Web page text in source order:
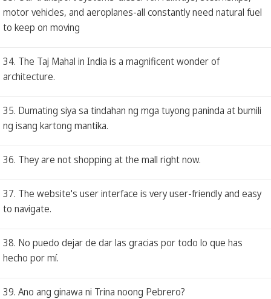
motor vehicles, and aeroplanes-all constantly need natural fuel
to keep on moving
34. The Taj Mahal in India is a magnificent wonder of
architecture.
35. Dumating siya sa tindahan ng mga tuyong paninda at bumili
ng isang kartong mantika.
36. They are not shopping at the mall right now.
37. The website's user interface is very user-friendly and easy
to navigate.
38. No puedo dejar de dar las gracias por todo lo que has
hecho por mí.
39. Ano ang ginawa ni Trina noong Pebrero?